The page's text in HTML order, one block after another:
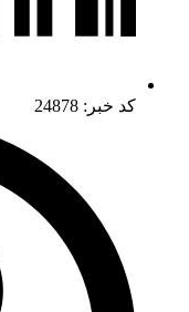
کد خبر: 24878